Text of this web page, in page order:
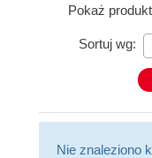
Pokaż
Sortuj wg:
Nie znaleziono